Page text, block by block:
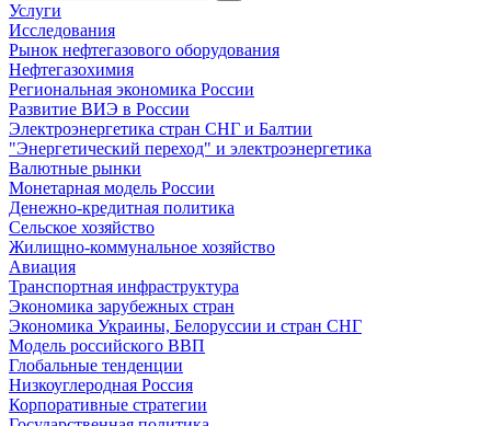
Услуги
Исследования
Рынок нефтегазового оборудования
Нефтегазохимия
Региональная экономика России
Развитие ВИЭ в России
Электроэнергетика стран СНГ и Балтии
"Энергетический переход" и электроэнергетика
Валютные рынки
Монетарная модель России
Денежно-кредитная политика
Сельское хозяйство
Жилищно-коммунальное хозяйство
Авиация
Транспортная инфраструктура
Экономика зарубежных стран
Экономика Украины, Белоруссии и стран СНГ
Модель российского ВВП
Глобальные тенденции
Низкоуглеродная Россия
Корпоративные стратегии